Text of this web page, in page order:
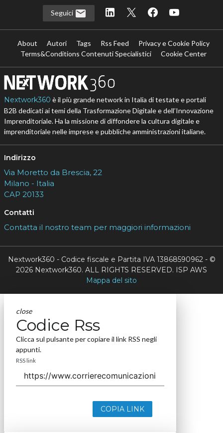
Seguici
About Autori Tags Rss Feed
Privacy e Cookie Policy
Terms&Conditions Contenuti Specialistici
Cookie Center
Nextwork360 è il più grande network in Italia di testate e portali
B2B dedicati ai temi della Trasformazione Digitale e dell’Innovazione
Imprenditoriale. Ha la missione di diffondere la cultura digitale e
imprenditoriale nelle imprese e pubbliche amministrazioni italiane.
Indirizzo
Via Moretto da Brescia, 22
Milano - Italia
CAP 20133
Contatti
Contatta il nostro team per maggiori informazioni
Nextwork360 - Codice fiscale e Partita IVA 13868590962 - ©
2026 Nextwork360. ALL RIGHTS RESERVED. ISP AWS
Mappa del sito
close
Codice Rss
Clicca sul pulsante per copiare il link RSS negli
appunti.
RSS link
COPIA LINK